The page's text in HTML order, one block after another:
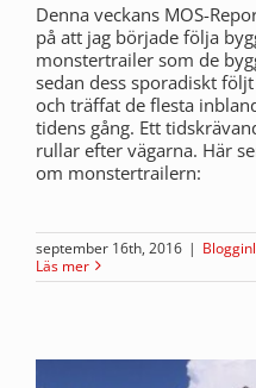
Denna veckans MOS-
på att jag började följa
monstertrailer som de
sedan dess sporadiskt
och träffat de flesta
tidens gång. Ett
rullar efter vägarna. Här
om monstertrailern:
september 16th, 2016 |
Läs mer